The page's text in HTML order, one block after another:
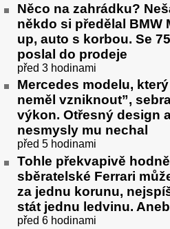
Něco na zahrádku?
někdo si předělal BMW
up, auto s korbou. Se
poslal do prodeje
před 3 hodinami
Mercedes modelu,
neměl vzniknout”,
výkon. Otřesný design
nesmysly mu nechal
před 5 hodinami
Tohle překvapivě
sběratelské Ferrari
za jednu korunu,
stát jednu ledvinu.
před 6 hodinami